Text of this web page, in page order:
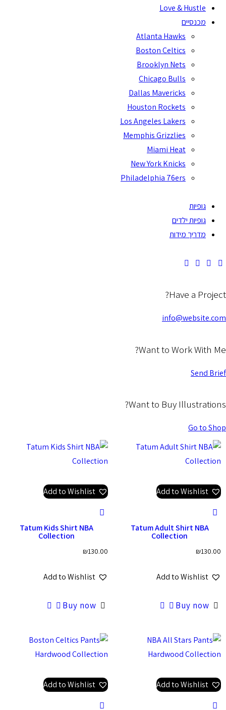
Love & Hustle
מכנסיים
Atlanta Hawks
Boston Celtics
Brooklyn Nets
Chicago Bulls
Dallas Mavericks
Houston Rockets
Los Angeles Lakers
Memphis Grizzlies
Miami Heat
New York Knicks
Philadelphia 76ers
גופיות
גופיות ילדים
מדריך מידות
Have a Project?
info@website.com
Want to Work With Me?
Send Brief
Want to Buy Illustrations?
Go to Shop
Add to Wishlist
Tatum Adult Shirt NBA
Collection
₪130.00
Add to Wishlist
Buy now
Add to Wishlist
Tatum Kids Shirt NBA
Collection
₪130.00
Add to Wishlist
Buy now
Add to Wishlist
Add to Wishlist